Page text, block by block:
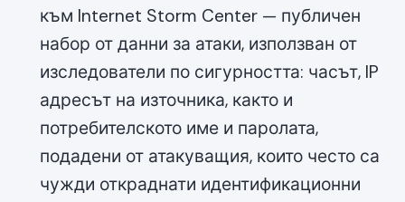
към Internet Storm Center — публичен
набор от данни за атаки, използван от
изследователи по сигурността: часът, IP
адресът на източника, както и
потребителското име и паролата,
подадени от атакуващия, които често са
чужди откраднати идентификационни